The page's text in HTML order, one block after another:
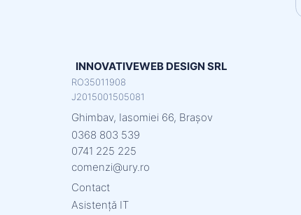
INNOVATIVEWEB DESIGN SRL
RO35011908
J2015001505081
Ghimbav, Iasomiei 66, Brașov
0368 803 539
0741 225 225
comenzi@ury.ro
Contact
Asistență IT